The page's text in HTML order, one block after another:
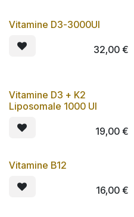
Vitamine D3-3000UI
32,00€
Lot de 3
Vitamine D3 + K2
Liposomale 1000 UI
19,00€
Vitamine B12
16,00€